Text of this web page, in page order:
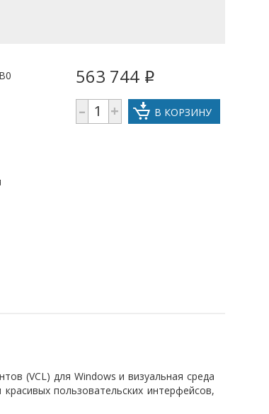
563 744 i
– + В КОРЗИНУ
(VCL) для Windows и визуальная среда
пользовательских интерфейсов,